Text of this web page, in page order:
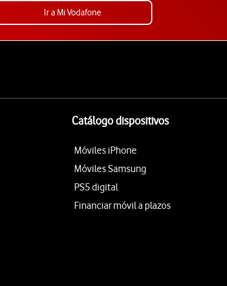
Ir a Mi Vodafone
Catálogo dispositivos
Móviles iPhone
Móviles Samsung
PS5 digital
Financiar móvil a plazos